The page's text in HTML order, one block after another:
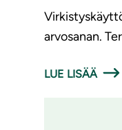
arvosanan.
LUE LISÄÄ